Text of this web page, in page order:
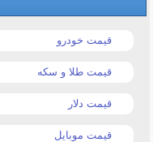
قیمت خودرو
قیمت طلا و سکه
قیمت دلار
قیمت موبایل